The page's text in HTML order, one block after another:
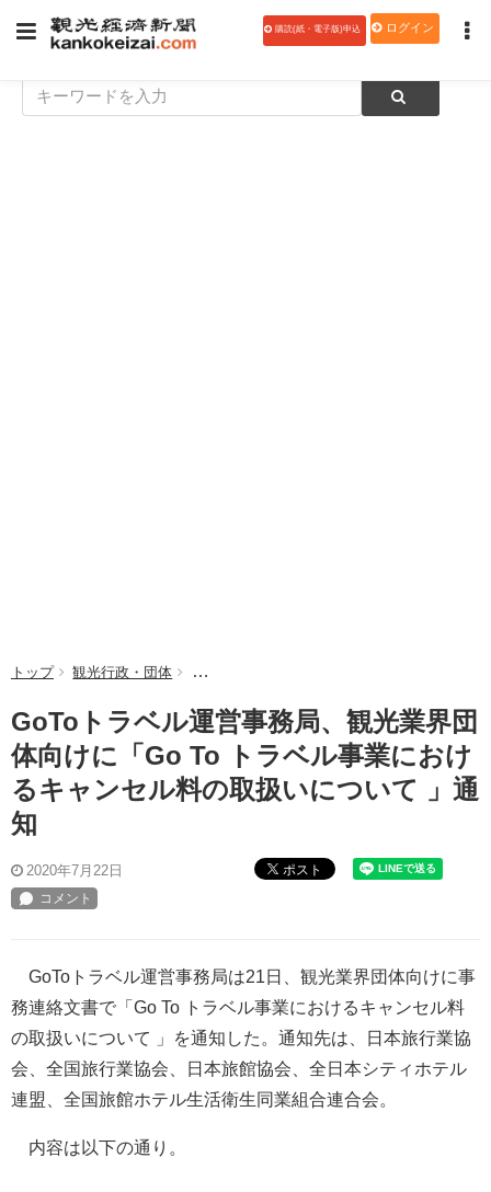
購読(紙・電子版)申込 ログイン
トップ 観光行政・団体 GoToトラベル運営事務局、観光業界団体向
GoToトラベル運営事務局、観光業界団
体向けに「Go To トラベル事業におけ
るキャンセル料の取扱いについて 」通
知
2020年7月22日 ポスト
GoToトラベル運営事務局は21日、観光業界団体向けに事
務連絡文書で「Go To トラベル事業におけるキャンセル料
の取扱いについて 」を通知した。通知先は、日本旅行業協
会、全国旅行業協会、日本旅館協会、全日本シティホテル
連盟、全国旅館ホテル生活衛生同業組合連合会。
内容は以下の通り。